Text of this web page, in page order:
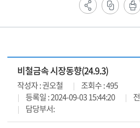
비철금속 시장동향(24.9.3)
작성자 : 권오철
조회수 : 495
등록일 : 2024-09-03 15:44:20
담당부서: